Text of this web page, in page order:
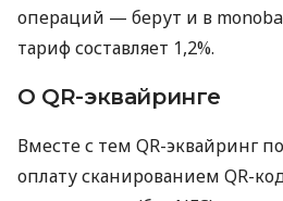
операций — берут и в
тариф составляет 1,2%.
О QR-эквайринге
Вместе с тем QR-эквайринг
оплату сканированием QR-